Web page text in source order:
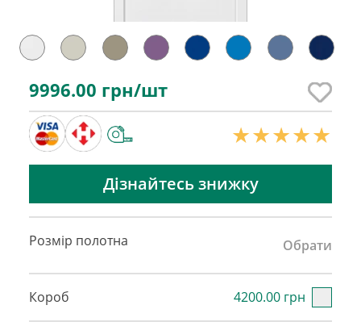
9996.00 грн/шт
Дізнайтесь знижку
Розмір полотна Обрати
Короб 4200.00 грн